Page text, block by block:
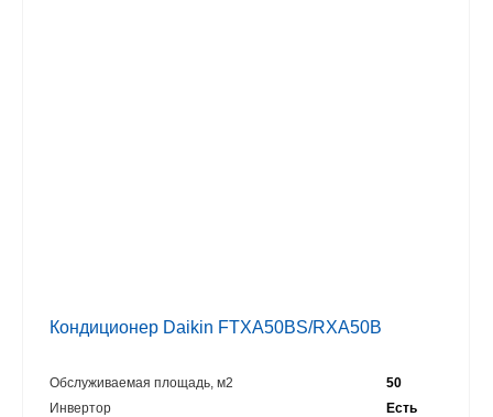
Кондиционер Daikin FTXA50BS/RXA50B
Обслуживаемая площадь, м2
50
Инвертор
Есть